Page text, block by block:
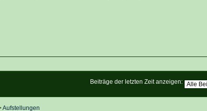
Beiträge der letzten Zeit anzeigen:
Aufstellungen